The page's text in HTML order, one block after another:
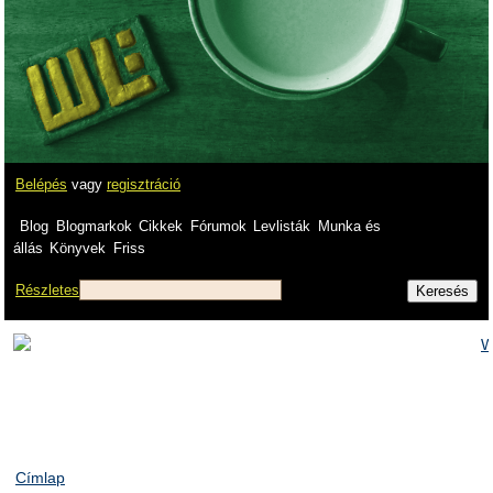
Belépés vagy regisztráció
Blog Blogmarkok Cikkek Fórumok Levlisták
Munka és
állás Könyvek Friss
Részletes
Címlap